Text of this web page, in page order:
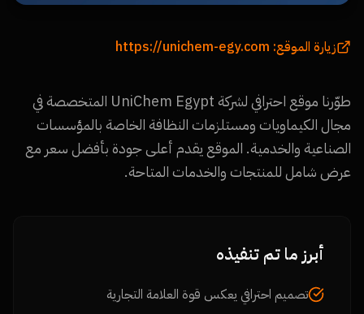
زيارة الموقع: https://unichem-egy.com
طوّرنا موقع احترافي لشركة UniChem Egypt المتخصصة في
مجال الكيماويات ومستلزمات النظافة الخاصة بالمؤسسات
الصناعية والخدمية. الموقع يقدم أعلى جودة بأفضل سعر مع
عرض شامل للمنتجات والخدمات المتاحة.
أبرز ما تم تنفيذه
تصميم احترافي يعكس قوة العلامة التجارية